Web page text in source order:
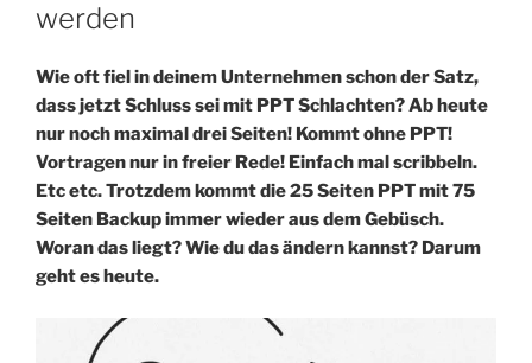
werden
Wie oft fiel in deinem Unternehmen schon der Satz,
dass jetzt Schluss sei mit PPT Schlachten? Ab heute
nur noch maximal drei Seiten! Kommt ohne PPT!
Vortragen nur in freier Rede! Einfach mal scribbeln.
Etc etc. Trotzdem kommt die 25 Seiten PPT mit 75
Seiten Backup immer wieder aus dem Gebüsch.
Woran das liegt? Wie du das ändern kannst? Darum
geht es heute.